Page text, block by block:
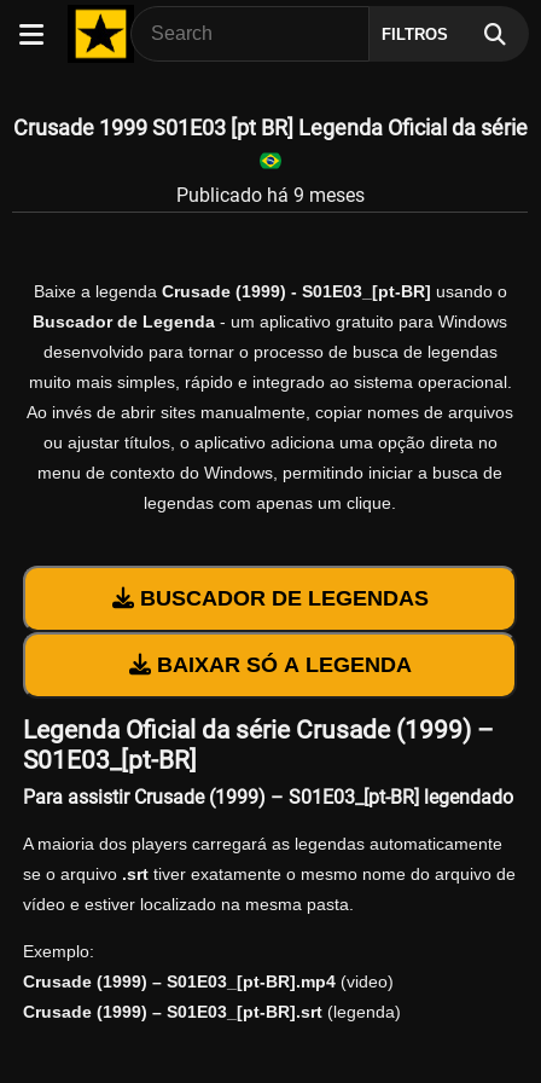
FILTROS
Crusade 1999 S01E03 [pt BR] Legenda Oficial da série
Publicado há 9 meses
Baixe a legenda Crusade (1999) - S01E03_[pt-BR] usando o
Buscador de Legenda - um aplicativo gratuito para Windows
desenvolvido para tornar o processo de busca de legendas
muito mais simples, rápido e integrado ao sistema operacional.
Ao invés de abrir sites manualmente, copiar nomes de arquivos
ou ajustar títulos, o aplicativo adiciona uma opção direta no
menu de contexto do Windows, permitindo iniciar a busca de
legendas com apenas um clique.
BUSCADOR DE LEGENDAS
BAIXAR SÓ A LEGENDA
Legenda Oficial da série Crusade (1999) –
S01E03_[pt-BR]
Para assistir Crusade (1999) – S01E03_[pt-BR] legendado
A maioria dos players carregará as legendas automaticamente
se o arquivo .srttiver exatamente o mesmo nome do arquivo de
vídeo e estiver localizado na mesma pasta.
Exemplo:
Crusade (1999) – S01E03_[pt-BR].mp4(video)
Crusade (1999) – S01E03_[pt-BR].srt(legenda)